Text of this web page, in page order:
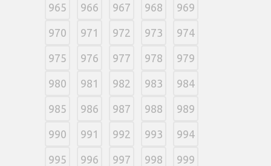
965 966 967 968 969
970 971 972 973 974
975 976 977 978 979
980 981 982 983 984
985 986 987 988 989
990 991 992 993 994
995 996 997 998 999